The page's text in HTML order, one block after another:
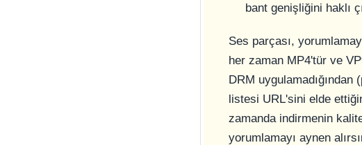
bant genişliğini haklı
Ses parçası,
her zaman MP4'tür ve
DRM
listesi URL'sini elde
zamanda indirmenin
yorumlamayı aynen